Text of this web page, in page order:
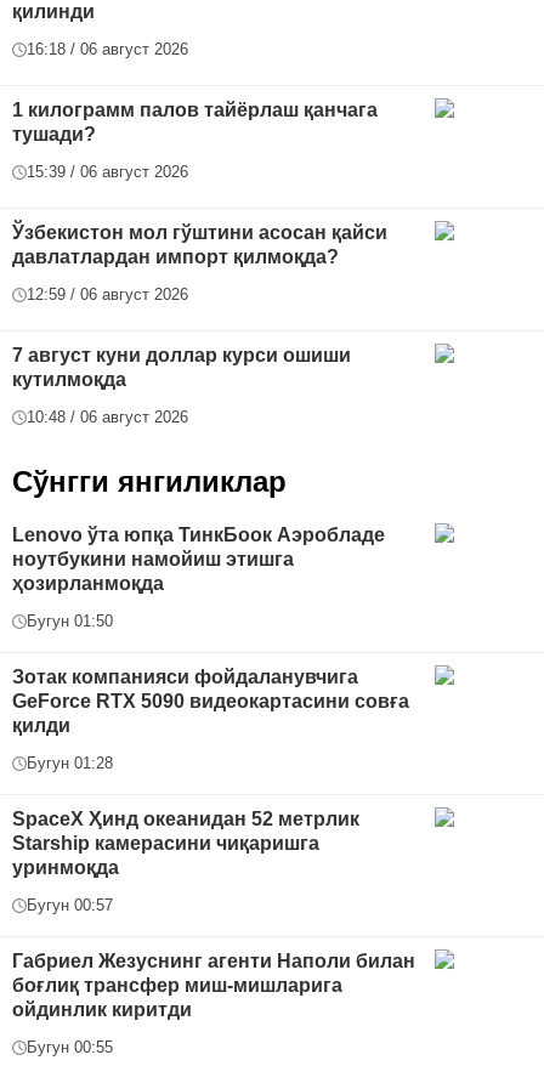
қилинди
16:18 / 06 август 2026
1 килограмм палов тайёрлаш қанчага
тушади?
15:39 / 06 август 2026
Ўзбекистон мол гўштини асосан қайси
давлатлардан импорт қилмоқда?
12:59 / 06 август 2026
7 август куни доллар курси ошиши
кутилмоқда
10:48 / 06 август 2026
Сўнгги янгиликлар
Lenovo ўта юпқа ТинкБоок Аэробладе
ноутбукини намойиш этишга
ҳозирланмоқда
Бугун 01:50
Зотак компанияси фойдаланувчига
GeForce RTX 5090 видеокартасини совға
қилди
Бугун 01:28
SpaceX Ҳинд океанидан 52 метрлик
Starship камерасини чиқаришга
уринмоқда
Бугун 00:57
Габриел Жезуснинг агенти Наполи билан
боғлиқ трансфер миш-мишларига
ойдинлик киритди
Бугун 00:55